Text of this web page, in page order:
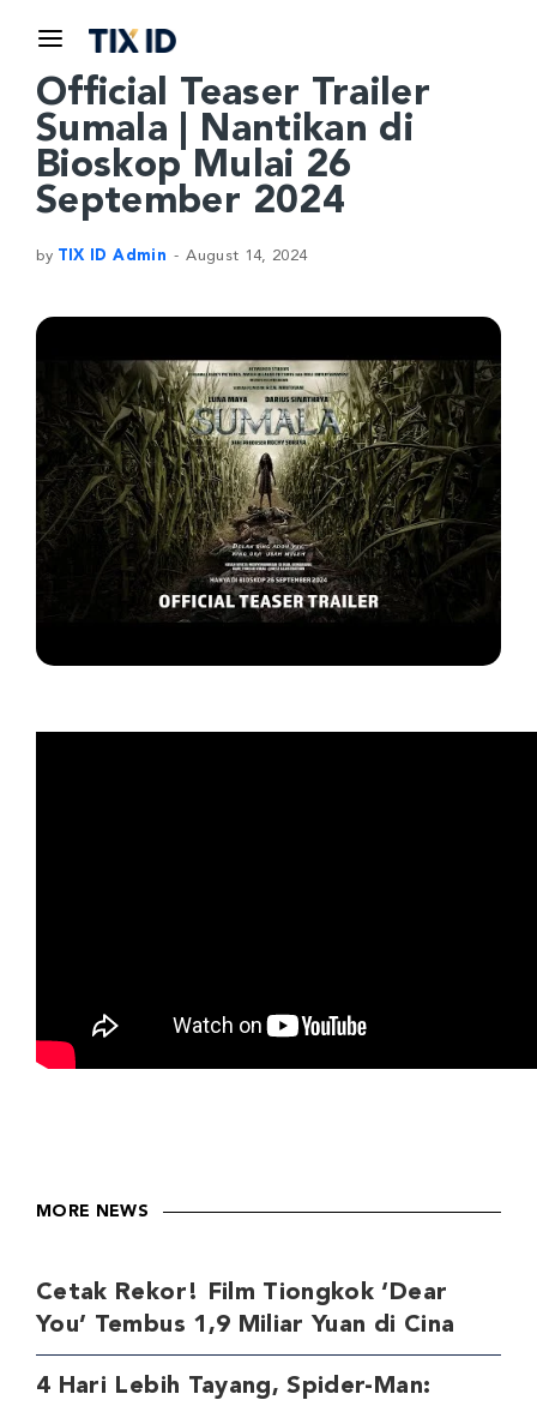
Official Teaser Trailer
Sumala | Nantikan di
Bioskop Mulai 26
September 2024
by TIX ID Admin August 14, 2024
MORE NEWS
Cetak Rekor! Film Tiongkok ‘Dear
You’ Tembus 1,9 Miliar Yuan di Cina
4 Hari Lebih Tayang, Spider-Man: